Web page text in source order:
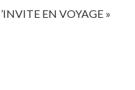
EN VOYAGE »